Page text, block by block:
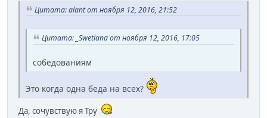
Цитата: alant от ноября 12, 2016, 21:52
Цитата: _Swetlana от ноября 12, 2016, 17:05
собедованиям
Это когда одна беда на всех?
Да, сочувствую я Тру